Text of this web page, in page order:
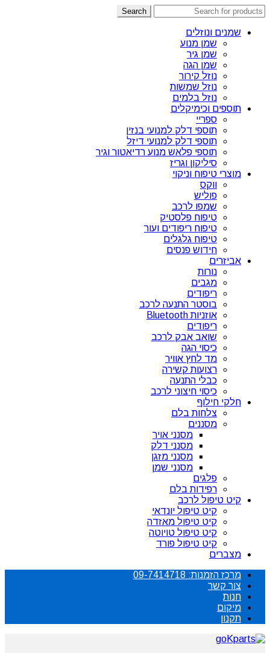
Search
שמנים ונוזלים
שמן מנוע
שמן גיר
שמן הגה
נוזל קירור
נוזל שמשות
נוזל בלמים
תוספים וכימיקלים
ספריי
תוספי דלק למנועי בנזין
תוספי דלק למנועי דיזל
תוספי פלאש מנוע רדיאטור וגיר
סיליקון וגריז
מוצרי טיפוח וניקוי
ווקס
פוליש
שמפו לרכב
טיפוח פלסטיק
טיפוח ריפודים ועור
טיפוח גלגלים
חידוש פנסים
אביזרים
נורות
מגבים
ריפודים
בוסטר התנעה לרכב
אוזניות Bluetooth
ריפודים
שואב אבק לרכב
כיסוי הגה
מד לחץ אוויר
רצועות קשירה
כבלי התנעה
כיסוי חיצוני לרכב
חלקי חילוף
צלחות בלם
מסננים
מסנני אויר
מסנני דלק
מסנני מזגן
מסנני שמן
פלגים
רפידות בלם
קיט טיפול לרכב
קיט טיפול יונדאי
קיט טיפול מאזדה
קיט טיפול טויוטה
קיט טיפול פורד
מצברים
מרכז הזמנות: 09-7414718
צור קשר
חנות
מיקום
תקנון